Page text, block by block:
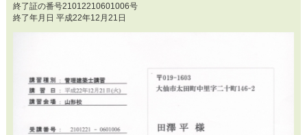
終了証の番号21012210601006号
終了年月日 平成22年12月21日